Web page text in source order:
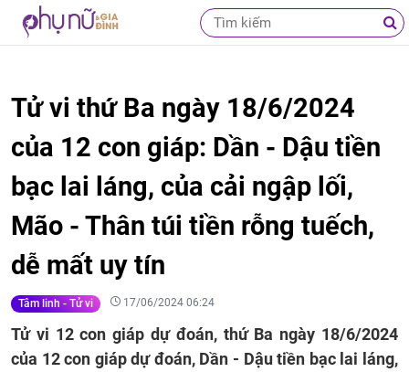
Tử vi thứ Ba ngày 18/6/2024
của 12 con giáp: Dần - Dậu tiền
bạc lai láng, của cải ngập lối,
Mão - Thân túi tiền rỗng tuếch,
dễ mất uy tín
Tâm linh - Tử vi 17/06/2024 06:24
Tử vi 12 con giáp dự đoán, thứ Ba ngày 18/6/2024
của 12 con giáp dự đoán, Dần - Dậu tiền bạc lai láng,